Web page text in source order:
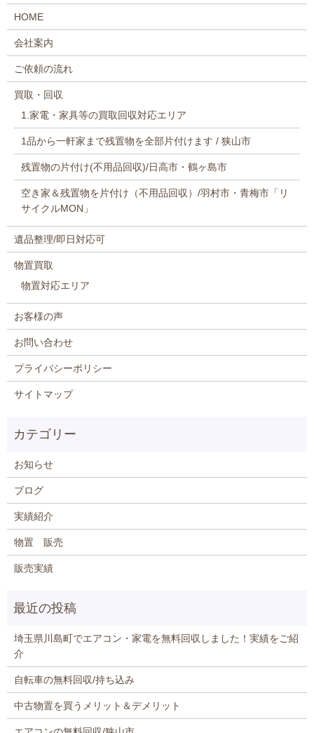
HOME
会社案内
ご依頼の流れ
買取・回収
1.家電・家具等の買取回収対応エリア
1品から一軒家まで残置物を全部片付けます / 狭山市
残置物の片付け(不用品回収)/日高市・鶴ヶ島市
空き家＆残置物を片付け（不用品回収）/羽村市・青梅市「リ
サイクルMON」
遺品整理/即日対応可
物置買取
物置対応エリア
お客様の声
お問い合わせ
プライバシーポリシー
サイトマップ
お知らせ
ブログ
実績紹介
物置 販売
販売実績
埼玉県川島町でエアコン・家電を無料回収しました！実績をご紹
介
自転車の無料回収/持ち込み
中古物置を買うメリット＆デメリット